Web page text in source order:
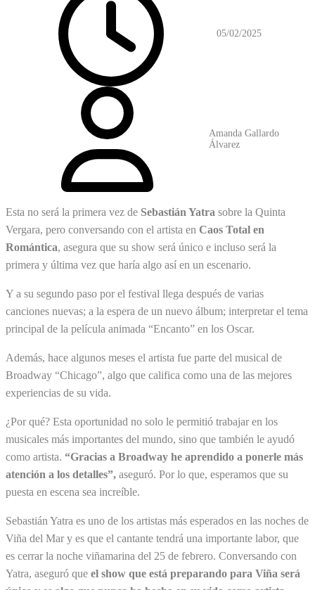
05/02/2025
Amanda Gallardo
Álvarez
Esta no será la primera vez de Sebastián Yatra sobre la Quinta
Vergara, pero conversando con el artista en Caos Total en
Romántica, asegura que su show será único e incluso será la
primera y última vez que haría algo así en un escenario.
Y a su segundo paso por el festival llega después de varias
canciones nuevas; a la espera de un nuevo álbum; interpretar el tema
principal de la película animada “Encanto” en los Oscar.
Además, hace algunos meses el artista fue parte del musical de
Broadway “Chicago”, algo que califica como una de las mejores
experiencias de su vida.
¿Por qué? Esta oportunidad no solo le permitió trabajar en los
musicales más importantes del mundo, sino que también le ayudó
como artista. “Gracias a Broadway he aprendido a ponerle más
atención a los detalles”, aseguró. Por lo que, esperamos que su
puesta en escena sea increíble.
Sebastián Yatra es uno de los artistas más esperados en las noches de
Viña del Mar y es que el cantante tendrá una importante labor, que
es cerrar la noche viñamarina del 25 de febrero. Conversando con
Yatra, aseguró que el show que está preparando para Viña será